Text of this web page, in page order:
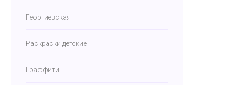
Георгиевская
Раскраски детские
Граффити